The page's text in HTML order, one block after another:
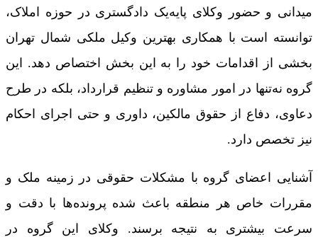
میدانی و حضور وکلای پایه‌یک دادگستری در حوزه املاک،
توانسته است با همکاری بهترین وکیل ملکی شمال تهران
بخشی از اقدامات خود را به این بخش اختصاص دهد. این
گروه نه‌تنها در امور مشاوره و تنظیم قرارداد، بلکه در طرح
دعاوی، دفاع از حقوق مالکین، داوری و حتی اجرای احکام
نیز تخصص دارد.
آشنایی اعضای گروه با مشکلات حقوقی در زمینه ملک و
مقررات خاص هر منطقه باعث شده پرونده‌ها با دقت و
سرعت بیشتری به نتیجه برسند. وکلای این گروه در